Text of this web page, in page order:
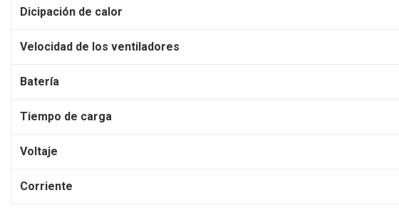
Dicipación de calor
Velocidad de los ventiladores
Batería
Tiempo de carga
Voltaje
Corriente